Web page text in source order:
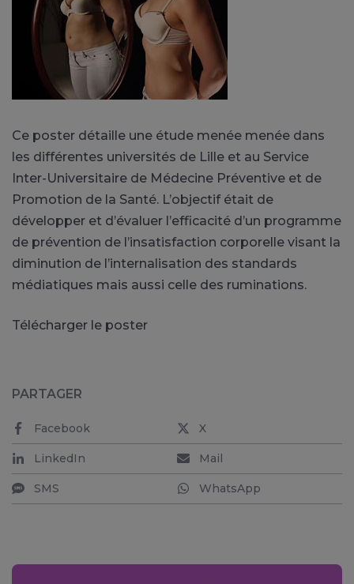
Ce poster détaille une étude menée menée dans
les différentes universités de Lille et au Service
Inter-Universitaire de Médecine Préventive et de
Promotion de la Santé. L’objectif était de
développer et d’évaluer l’efficacité d’un programme
de prévention de l’insatisfaction corporelle visant la
diminution de l’internalisation des standards
médiatiques mais aussi celle des ruminations.
Télécharger le poster
PARTAGER
Facebook X
LinkedIn Mail
SMS WhatsApp